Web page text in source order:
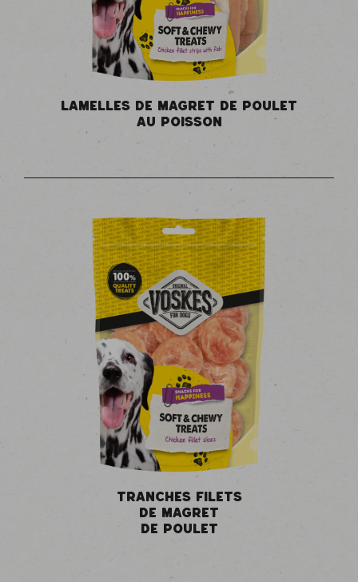
LAMELLES DE MAGRET DE POULET
AU POISSON
TRANCHES FILETS
DE MAGRET
DE POULET